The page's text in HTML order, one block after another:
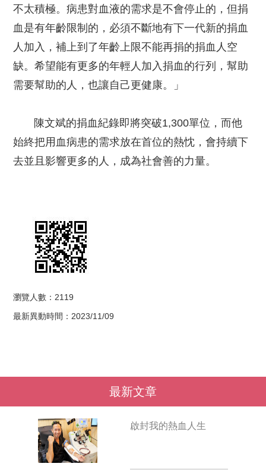
不太積極。病患對血液的需求是不會停止的，但捐
血是有年齡限制的，必須不斷地有下一代新的捐血
人加入，補上到了年齡上限不能再捐的捐血人空
缺。希望能有更多的年輕人加入捐血的行列，幫助
需要幫助的人，也讓自己更健康。」
陳文斌的捐血紀錄即將突破1,300單位，而他
始終把用血病患的需求放在首位的熱忱，會持續下
去並且影響更多的人，成為社會善的力量。
瀏覽人數：2119
最新異動時間：2023/11/09
最新文章
啟封我的熱血人生